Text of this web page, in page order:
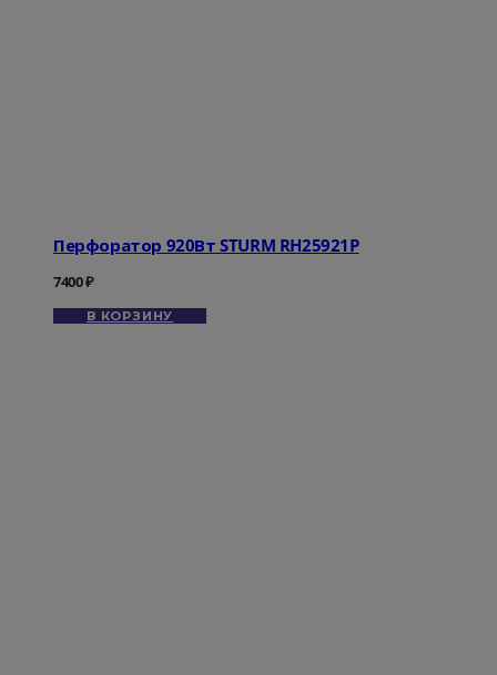
Перфоратор 920Вт STURM RH25921P
7400₽
В КОРЗИНУ